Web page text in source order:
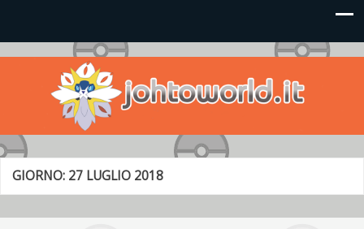
Johto World
Le novità più frizzanti dall'universo Pokémon e Nintendo
GIORNO: 27 LUGLIO 2018